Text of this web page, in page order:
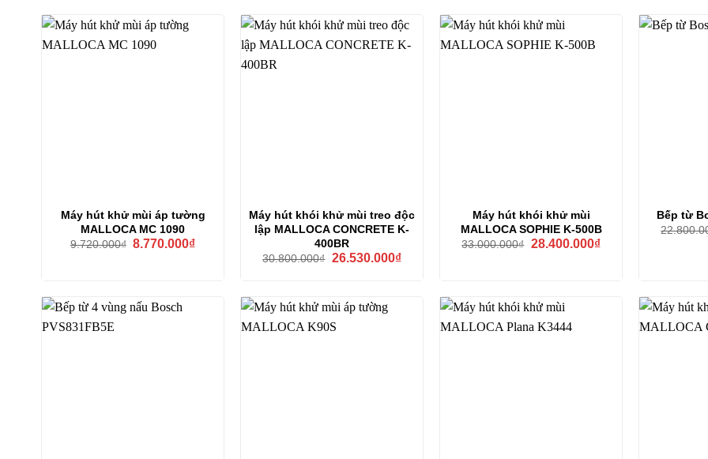
Máy hút khử mùi áp tường
MALLOCA MC 1090
9.720.000₫ Giá
8.770.000₫Giá
Máy hút khói khử mùi treo độc
lập MALLOCA CONCRETE K-
400BR
30.800.000₫ Giá
26.530.000₫Giá
26.530.000₫.
Máy hút khói khử mùi
MALLOCA SOPHIE K-500B
33.000.000₫ Giá
28.400.000₫Giá
Bếp từ